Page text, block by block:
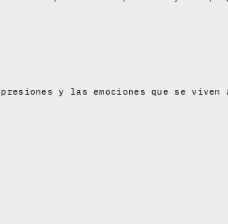
y las emociones que se